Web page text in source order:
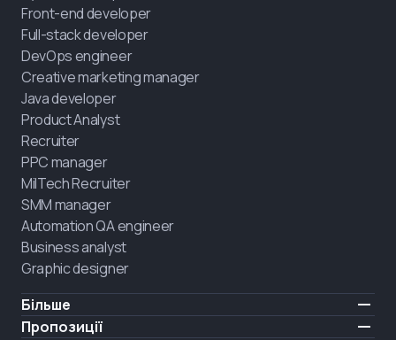
Front-end developer
Full-stack developer
DevOps engineer
Creative marketing manager
Java developer
Product Analyst
Recruiter
PPC manager
MilTech Recruiter
SMM manager
Automation QA engineer
Business analyst
Graphic designer
Більше
Ціни
Пропозиції